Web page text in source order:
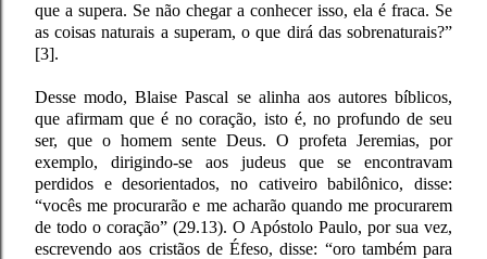
que a supera. Se não chegar a conhecer isso, ela é fraca. Se
as coisas naturais a superam, o que dirá das sobrenaturais?”
[3].
Desse modo, Blaise Pascal se alinha aos autores bíblicos,
que afirmam que é no coração, isto é, no profundo de seu
ser, que o homem sente Deus. O profeta Jeremias, por
exemplo, dirigindo-se aos judeus que se encontravam
perdidos e desorientados, no cativeiro babilônico, disse:
“vocês me procurarão e me acharão quando me procurarem
de todo o coração” (29.13). O Apóstolo Paulo, por sua vez,
escrevendo aos cristãos de Éfeso, disse: “oro também para